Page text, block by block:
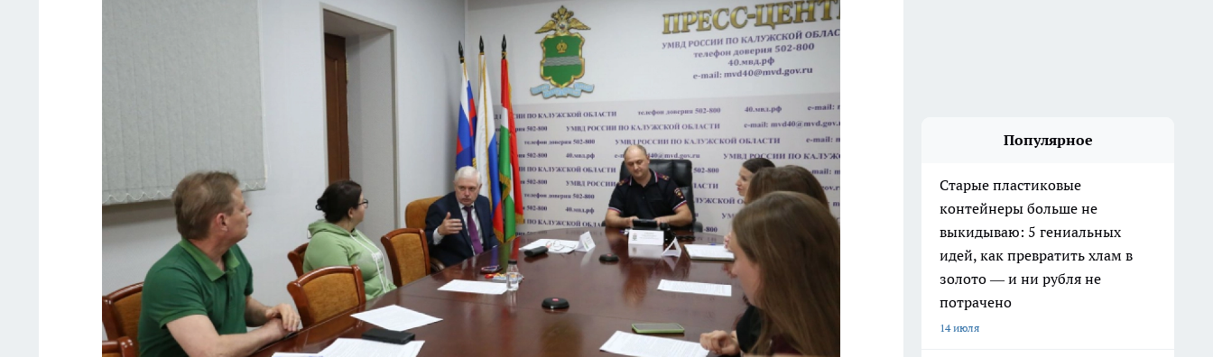
Популярное
Старые пластиковые
контейнеры больше не
выкидываю: 5 гениальных
идей, как превратить хлам в
золото — и ни рубля не
потрачено
14 июля